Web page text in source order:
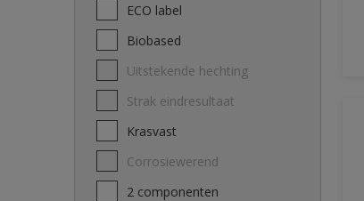
ECO label
Biobased
Uitstekende hechting
Strak eindresultaat
Krasvast
Corrosiewerend
2 componenten